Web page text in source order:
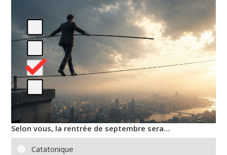
Selon vous, la rentrée de septembre sera…
Catatonique